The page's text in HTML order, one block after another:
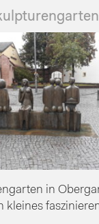
in
kleines